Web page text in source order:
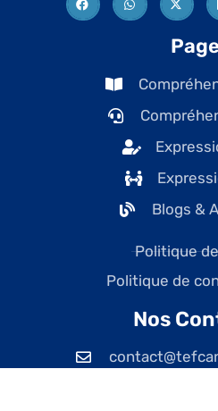
Blogs &
Politique
Politique de
Nos